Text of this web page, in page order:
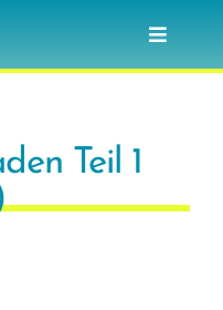
Toggle
Teil 1